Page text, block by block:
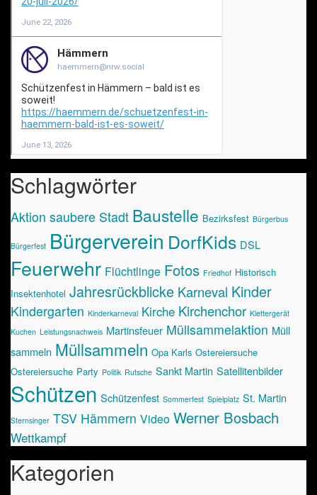
Schlagwörter
Aktion saubere Stadt Baustelle Bezirksfest Bürgerbus
Bürgerfest Bürgerverein DorfKids DSL
Feuerwehr Flüchtlinge Fotos Friedhof Historisch
Insektenhotel Jahresrückblicke Karneval Kinder
Kindergarten Kinderkarneval Kirche Kirchenchor Klettergerät
Kuchen Leistungsnachweis Martinsfeuer Müllsammelaktion Müll
sammeln Müllsammeln Opa Karls Ostereiersuche
Ostereiersuche Party Politik Rutsche Sankt Martin Satellitenbilder
Schützen Schützenfest Sommerfest Spielplatz St. Martin
Sternsinger TSV Hämmern Video Werner Bosbach
Wettkampf
Kategorien